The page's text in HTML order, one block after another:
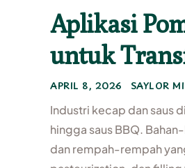
Aplikasi
untuk
APRIL 8, 2026 SAYLOR
Industri kecap dan saus
hingga saus BBQ.
dan rempah-rempah